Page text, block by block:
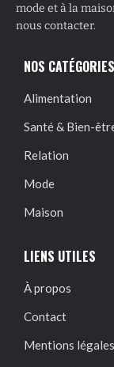
mode et à la
nous contacter.
NOS CATÉGORIES
Alimentation
Santé & Bien-
Relation
Mode
Maison
LIENS UTILES
À propos
Contact
Mentions légales